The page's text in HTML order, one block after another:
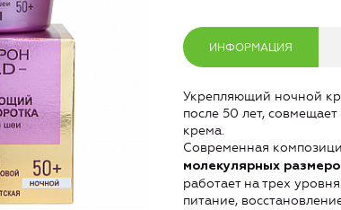
ИНФОРМАЦИЯ
Укрепляющий ночной
после 50 лет,
крема.
Современная
молекулярных
работает на трех
питание,